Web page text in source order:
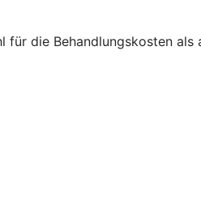
die Behandlungskosten als